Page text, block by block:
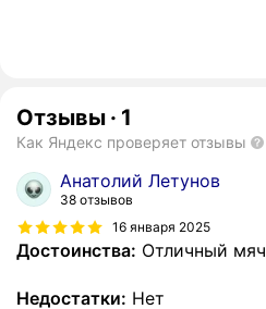
Отзывы · 1
Как Яндекс проверяет отзывы
Анатолий Летунов
38 отзывов
16 января 2025
Достоинства: Отличный мяч
Недостатки: Нет